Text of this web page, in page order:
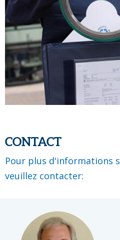
CONTACT
Pour plus d'informations
veuillez contacter: